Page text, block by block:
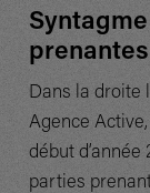
prenantes
Dans la droite
Agence
début
parties